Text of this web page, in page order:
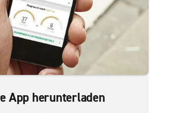
App herunterladen